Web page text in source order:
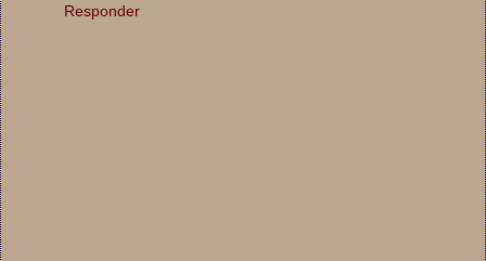
Responder